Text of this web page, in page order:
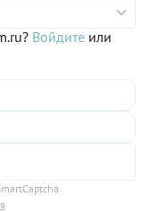
Войдите или